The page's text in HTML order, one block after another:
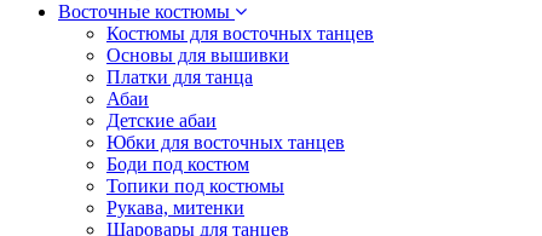
Восточные костюмы
Костюмы для восточных танцев
Основы для вышивки
Платки для танца
Абаи
Детские абаи
Юбки для восточных танцев
Боди под костюм
Топики под костюмы
Рукава, митенки
Шаровары для танцев